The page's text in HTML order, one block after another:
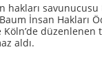
hakları savunucusu
İnsan Hakları
Köln’de
aldı.